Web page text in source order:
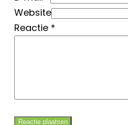
Website
Reactie *